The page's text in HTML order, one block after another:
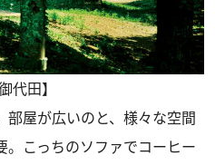
代田】
屋が広いのと、様々な空間
こっちのソファでコーヒー